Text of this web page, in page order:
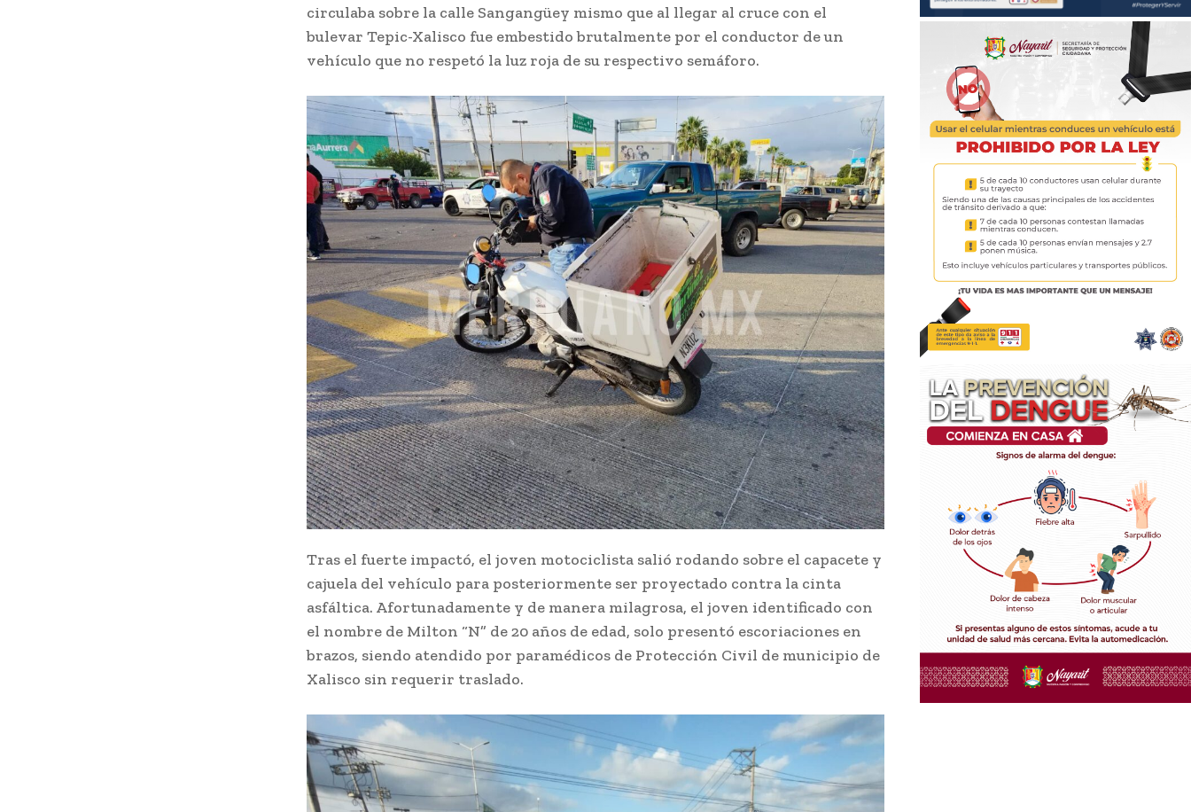
circulaba sobre la calle Sangangüey mismo que al llegar al cruce con el
bulevar Tepic-Xalisco fue embestido brutalmente por el conductor de un
vehículo que no respetó la luz roja de su respectivo semáforo.
Tras el fuerte impactó, el joven motociclista salió rodando sobre el capacete y
cajuela del vehículo para posteriormente ser proyectado contra la cinta
asfáltica. Afortunadamente y de manera milagrosa, el joven identificado con
el nombre de Milton “N” de 20 años de edad, solo presentó escoriaciones en
brazos, siendo atendido por paramédicos de Protección Civil de municipio de
Xalisco sin requerir traslado.